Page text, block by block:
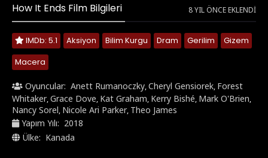
How It Ends Film Bilgileri 8 YIL ÖNCE EKLENDI
IMDb: 5.1 Aksiyon Bilim Kurgu Dram Gerilim
Gizem
Macera
Oyuncular: Anett Rumanoczky,Cheryl Gensiorek, Forest
Whitaker,Grace Dove, Kat Graham, Kerry Bishé, Mark O'Brien,
Nancy Sorel, Nicole Ari Parker, Theo James
Yapım Yılı: 2018
Ülke: Kanada